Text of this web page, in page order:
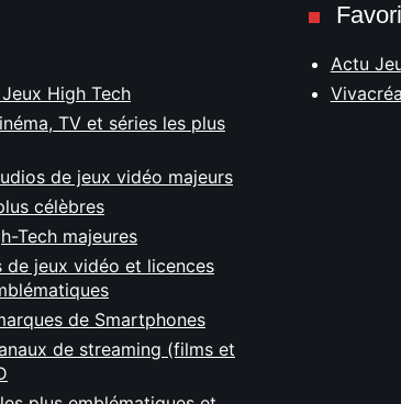
High Tech
TV et séries les plus
de jeux vidéo majeurs
célèbres
Tech majeures
de jeux vidéo et licences
de Smartphones
de streaming (films et
Actu